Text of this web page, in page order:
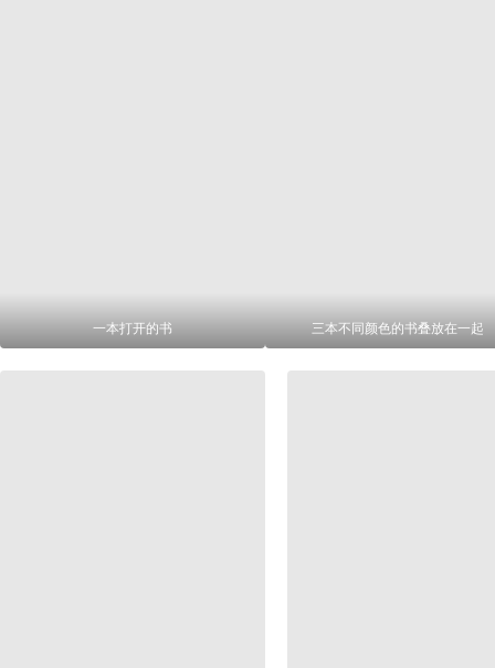
一本打开的书 三本不同颜色的书叠放在一起